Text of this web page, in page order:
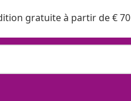
gratuite à partir de € 70